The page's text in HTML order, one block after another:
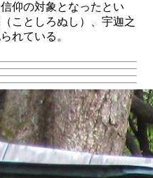
仰の対象となったとい
ことしろぬし）、宇迦之
れている。